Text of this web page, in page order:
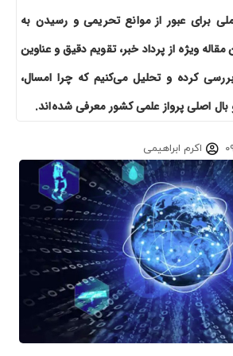
عبور از موانع تحریمی و رسیدن به
ویژه از پرداد خبر، تقویم دقیق و عناوین
کرده و تحلیل می‌کنیم که چرا امسال،
پرواز علمی کشور معرفی شده‌اند.
اکرم ابراهیمی